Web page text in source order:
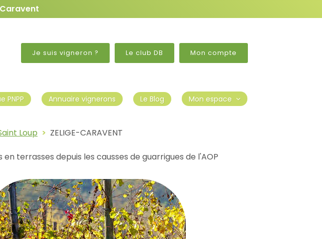
Mon compte
Le club DB
Je suis vigneron ?
PNPP Annuaire vignerons Le Blog Mon espace
Loup ZELIGE-CARAVENT
terrasses depuis les causses de guarrigues de l'AOP